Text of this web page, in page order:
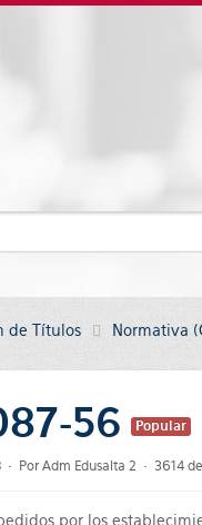
de Títulos Normativa
56 Popular
PorAdm Edusalta 2 3614
por los